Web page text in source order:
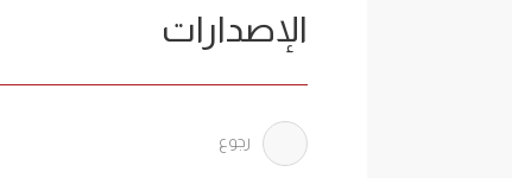
الإصدارات
رجوع